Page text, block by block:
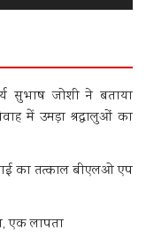
सुभाष जोशी ने बताया
में उमड़ा श्रद्धालुओं का
का तत्काल बीएलओ एप
एक लापता